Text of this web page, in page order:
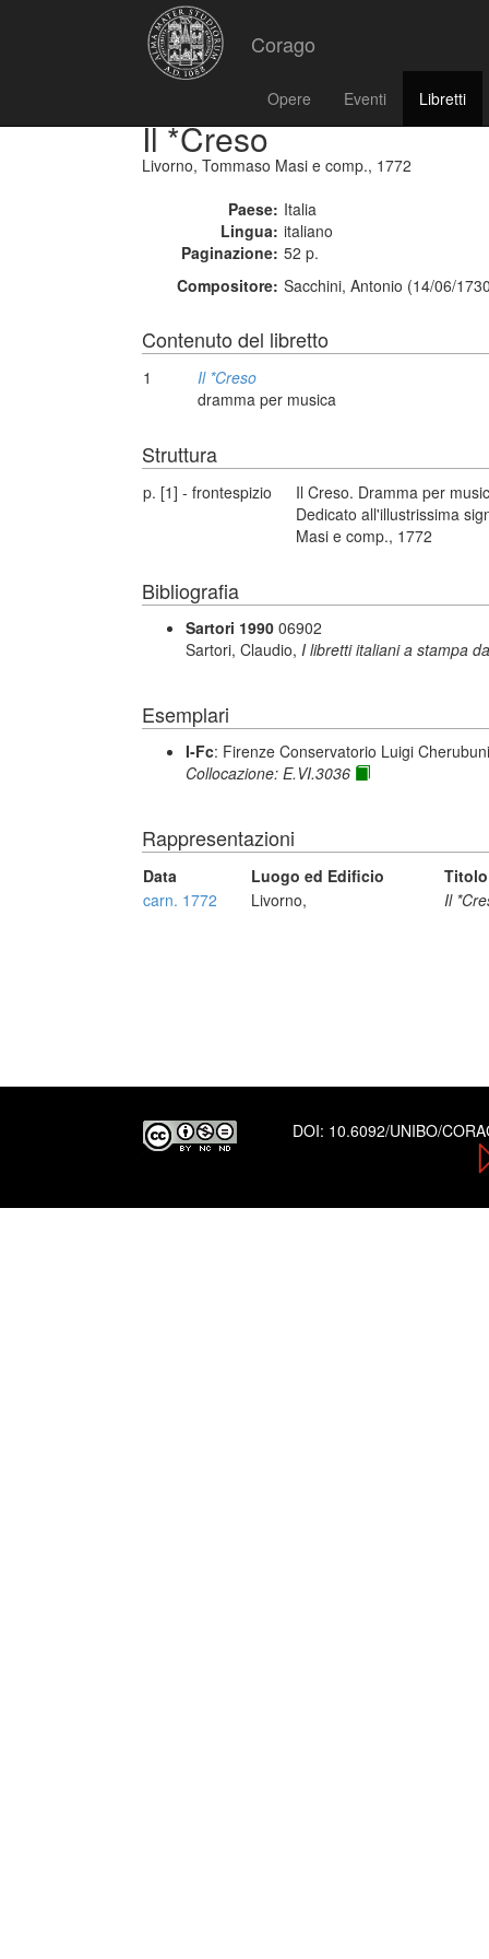
Corago
Opere Eventi Libretti
Il *Creso
Livorno, Tommaso Masi e comp., 1772
Paese: Italia
Lingua: italiano
Paginazione: 52 p.
Compositore: Sacchini, Antonio (14/06/
Contenuto del libretto
1
Il *Creso
dramma per musica
Struttura
p. [1] - frontespizio
Il Creso. Dramma per
Dedicato all'illustrissima
Masi e comp., 1772
Bibliografia
Sartori 1990 06902
Sartori, Claudio, I libretti italiani a stampa
Esemplari
I-Fc: Firenze Conservatorio Luigi Cherubuni
Collocazione: E.VI.3036
Rappresentazioni
Data Luogo ed Edificio
Titolo
carn. 1772
Livorno, Il
DOI: 10.6092/UNIBO/